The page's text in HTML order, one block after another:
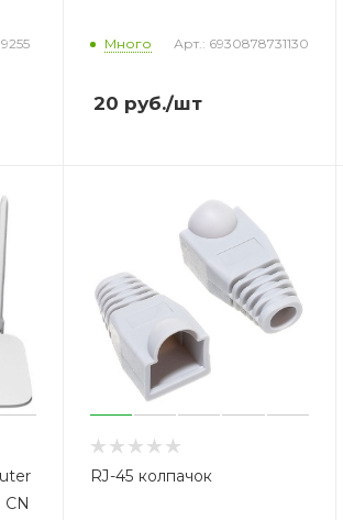
Много Арт.: 6930878731130
20 руб./шт
RJ-45 колпачок